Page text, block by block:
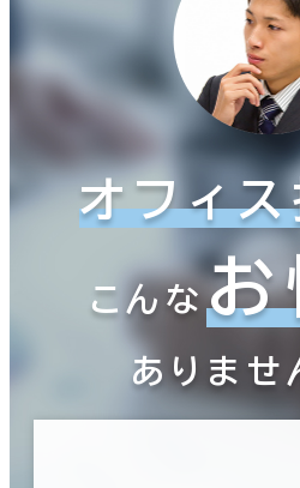
オフィ
こんなお
ありませ